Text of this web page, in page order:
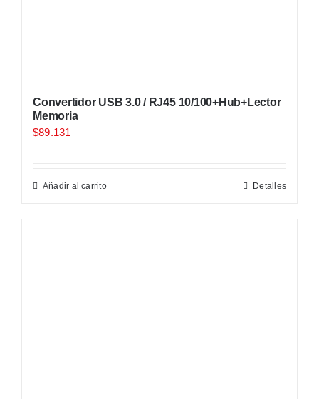
Convertidor USB 3.0 / RJ45 10/100+Hub+Lector
Memoria
$89.131
Añadir al carrito Detalles